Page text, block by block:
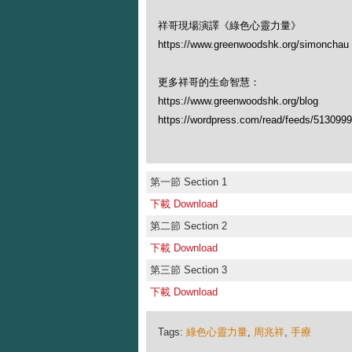
祥哥現場演譯《綠色心靈力量》
https://www.greenwoodshk.org/simonchau
更多祥哥的生命智慧：
https://www.greenwoodshk.org/blog
https://wordpress.com/read/feeds/
第一節 Section 1
下載 Download
第二節 Section 2
下載 Download
第三節 Section 3
下載 Download
Tags: 綠色心靈力量, 周兆祥, 手療